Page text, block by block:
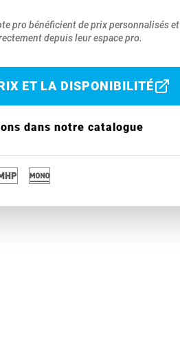
pro bénéficient de prix personnalisés et
depuis leur espace pro.
ET LA DISPONIBILITÉ
dans notre catalogue